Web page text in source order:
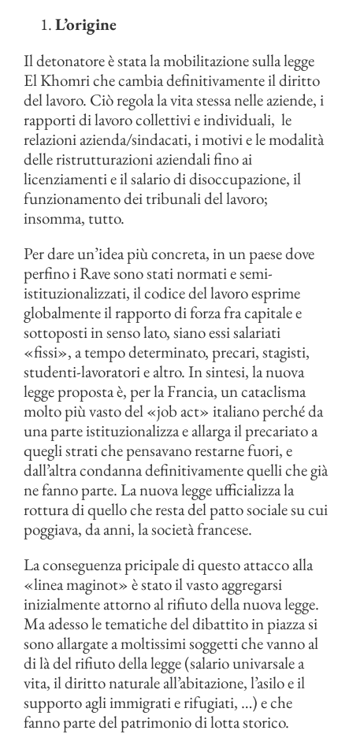
L’origine
Il detonatore è stata la mobilitazione sulla legge
El Khomri che cambia definitivamente il diritto
del lavoro. Ciò regola la vita stessa nelle aziende, i
rapporti di lavoro collettivi e individuali, le
relazioni azienda/sindacati, i motivi e le modalità
delle ristrutturazioni aziendali fino ai
licenziamenti e il salario di disoccupazione, il
funzionamento dei tribunali del lavoro;
insomma, tutto.
Per dare un’idea più concreta, in un paese dove
perfino i Rave sono stati normati e semi-
istituzionalizzati, il codice del lavoro esprime
globalmente il rapporto di forza fra capitale e
sottoposti in senso lato, siano essi salariati
«fissi», a tempo determinato, precari, stagisti,
studenti-lavoratori e altro. In sintesi, la nuova
legge proposta è, per la Francia, un cataclisma
molto più vasto del «job act» italiano perché da
una parte istituzionalizza e allarga il precariato a
quegli strati che pensavano restarne fuori, e
dall’altra condanna definitivamente quelli che già
ne fanno parte. La nuova legge ufficializza la
rottura di quello che resta del patto sociale su cui
poggiava, da anni, la società francese.
La conseguenza pricipale di questo attacco alla
«linea maginot» è stato il vasto aggregarsi
inizialmente attorno al rifiuto della nuova legge.
Ma adesso le tematiche del dibattito in piazza si
sono allargate a moltissimi soggetti che vanno al
di là del rifiuto della legge (salario univarsale a
vita, il diritto naturale all’abitazione, l’asilo e il
supporto agli immigrati e rifugiati, …) e che
fanno parte del patrimonio di lotta storico.